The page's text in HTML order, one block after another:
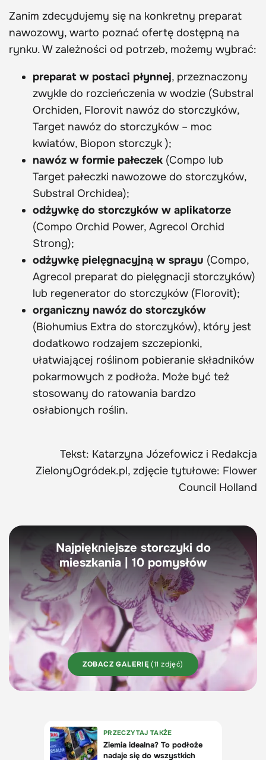
Zanim zdecydujemy się na konkretny preparat
nawozowy, warto poznać ofertę dostępną na
rynku. W zależności od potrzeb, możemy wybrać:
preparat w postaci płynnej, przeznaczony
zwykle do rozcieńczenia w wodzie (Substral
Orchiden, Florovit nawóz do storczyków,
Target nawóz do storczyków – moc
kwiatów, Biopon storczyk );
nawóz w formie pałeczek (Compo lub
Target pałeczki nawozowe do storczyków,
Substral Orchidea);
odżywkę do storczyków w aplikatorze
(Compo Orchid Power, Agrecol Orchid
Strong);
odżywkę pielęgnacyjną w sprayu (Compo,
Agrecol preparat do pielęgnacji storczyków)
lub regenerator do storczyków (Florovit);
organiczny nawóz do storczyków
(Biohumius Extra do storczyków), który jest
dodatkowo rodzajem szczepionki,
ułatwiającej roślinom pobieranie składników
pokarmowych z podłoża. Może być też
stosowany do ratowania bardzo
osłabionych roślin.
Tekst: Katarzyna Józefowicz i Redakcja
ZielonyOgródek.pl, zdjęcie tytułowe: Flower
Council Holland
Najpiękniejsze storczyki do
mieszkania | 10 pomysłów
ZOBACZ GALERIĘ (11 zdjęć)